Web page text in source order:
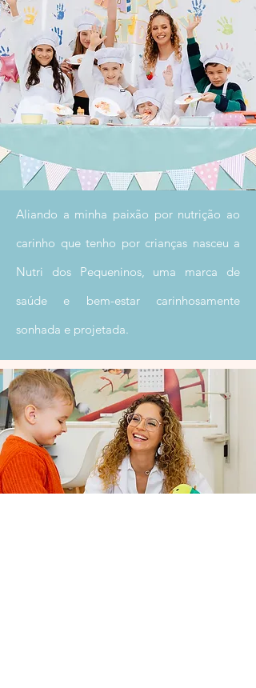
Aliando a minha paixão por nutrição ao
carinho que tenho por crianças nasceu a
Nutri dos Pequeninos, uma marca de
saúde e bem-estar carinhosamente
sonhada e projetada.